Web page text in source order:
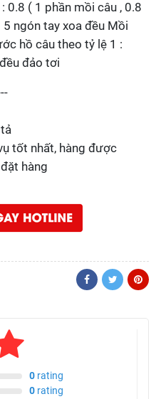
0.8 ( 1 phần mồi câu , 0.8
ngón tay xoa đều Mồi
hồ câu theo tỷ lệ 1 :
đảo tơi
tốt nhất, hàng được
hàng
0 rating
0 rating